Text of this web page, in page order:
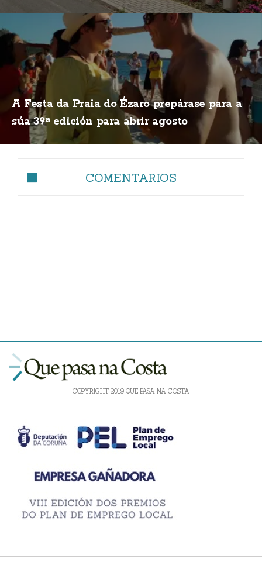
A Festa da Praia do Ézaro prepárase para a
súa 39ª edición para abrir agosto
COMENTARIOS
COPYRIGHT 2019 QUE PASA NA COSTA